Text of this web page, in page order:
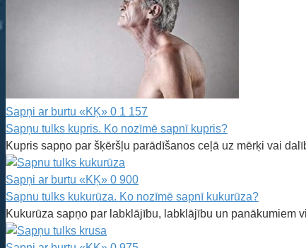
Sapņi ar burtu «KĶ» 0 1 157
Sapņu tulks kupris. Ko nozīmē sapnī kupris?
Kupris sapņo par šķēršļu parādīšanos ceļā uz mērķi vai
Sapņi ar burtu «KĶ» 0 900
Sapnu tulks kukurūza. Ko nozīmē sapnī kukurūza?
Kukurūza sapņo par labklājību, labklājību un panākumiem